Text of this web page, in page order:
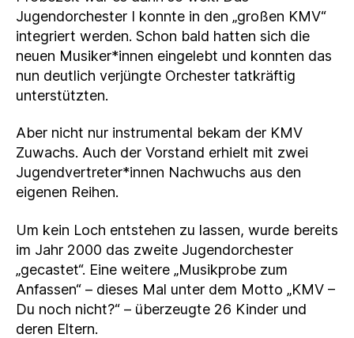
Jugendorchester I konnte in den „großen KMV“
integriert werden. Schon bald hatten sich die
neuen Musiker*innen eingelebt und konnten das
nun deutlich verjüngte Orchester tatkräftig
unterstützten.
Aber nicht nur instrumental bekam der KMV
Zuwachs. Auch der Vorstand erhielt mit zwei
Jugendvertreter*innen Nachwuchs aus den
eigenen Reihen.
Um kein Loch entstehen zu lassen, wurde bereits
im Jahr 2000 das zweite Jugendorchester
„gecastet“. Eine weitere „Musikprobe zum
Anfassen“ – dieses Mal unter dem Motto „KMV –
Du noch nicht?“ – überzeugte 26 Kinder und
deren Eltern.